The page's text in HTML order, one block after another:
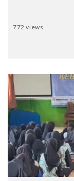
772 views